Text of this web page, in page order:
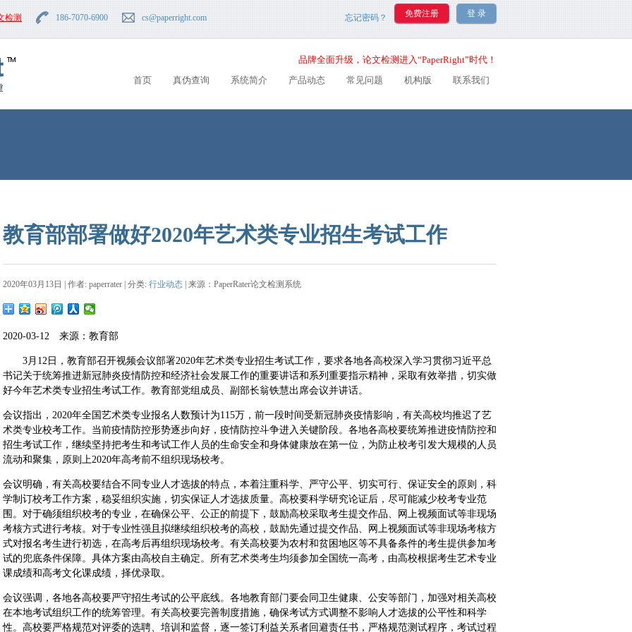
检测 186-7070-6900 cs@paperright.com 忘记密码？
品牌全面升级，论文检测进入“PaperRight”时代！
首页
真伪查询 系统简介 产品动态 常见问题 机构版 联系我们
教育部部署做好2020年艺术类专业招生考试工作
2020年03月13日 | 作者: paperrater | 分类: 行业动态 | 来源：PaperRater论文检测系统
2020-03-12 来源：教育部
3月12日，教育部召开视频会议部署2020年艺术类专业招生考试工作，要求各地各高校深入学习贯彻习近平总
书记关于统筹推进新冠肺炎疫情防控和经济社会发展工作的重要讲话和系列重要指示精神，采取有效举措，切实做
好今年艺术类专业招生考试工作。教育部党组成员、副部长翁铁慧出席会议并讲话。
会议指出，2020年全国艺术类专业报名人数预计为115万，前一段时间受新冠肺炎疫情影响，有关高校均推迟了艺
术类专业校考工作。当前疫情防控形势逐步向好，疫情防控斗争进入关键阶段。各地各高校要统筹推进疫情防控和
招生考试工作，继续坚持把考生和考试工作人员的生命安全和身体健康放在第一位，为防止校考引发大规模的人员
流动和聚集，原则上2020年高考前不组织现场校考。
会议明确，有关高校要结合不同专业人才选拔的特点，本着注重科学、严守公平、切实可行、保证安全的原则，科
学制订校考工作方案，稳妥组织实施，切实保证人才选拔质量。高校要科学研究论证后，尽可能减少校考专业范
围。对于确须组织校考的专业，在确保公平、公正的前提下，鼓励高校采取考生提交作品、网上视频面试等非现场
考核方式进行考核。对于专业性强且拟继续组织校考的高校，鼓励先通过提交作品、网上视频面试等非现场考核方
式对报名考生进行初选，在高考后再组织现场校考。有关高校要为农村和贫困地区等不具备条件的考生提供参加考
试的兜底条件保障。具体方案由高校自主确定。所有艺术类考生均须参加全国统一高考，由高校根据考生艺术专业
课成绩和高考文化课成绩，择优录取。
会议强调，各地各高校要严守招生考试的公平底线。各地教育部门要会同卫生健康、公安等部门，加强对相关高校
在本地考试组织工作的统筹管理。有关高校要完善制度措施，确保考试方式调整不影响人才选拔的公平性和科学
性。高校要严格规范对评委的选聘、培训和监督，逐一签订利益关系者回避责任书，严格规范测试程序，考试过程